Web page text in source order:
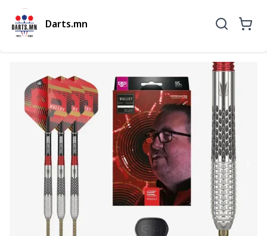
Darts.mn